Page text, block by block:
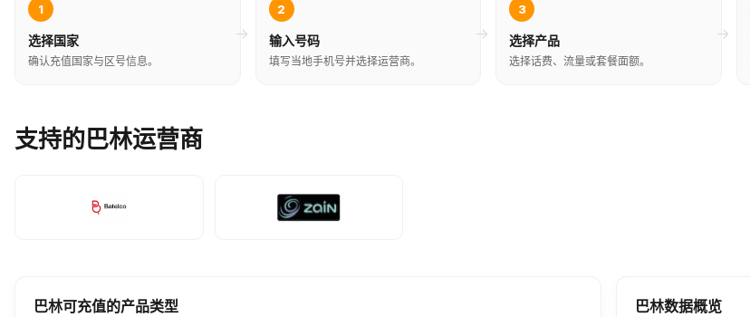
1
选择国家
确认充值国家与区号信息。
→
2
输入号码
填写当地手机号并选择运营商。
→
3
选择产品
选择话费、流量或套餐面额。
→
支持的巴林运营商
巴林可充值的产品类型 巴林数据概览